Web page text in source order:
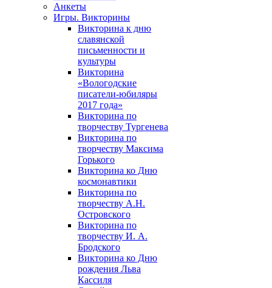
Анкеты
Игры. Викторины
Викторина к дню
славянской
письменности и
культуры
Викторина
«Вологодские
писатели-юбиляры
2017 года»
Викторина по
творчеству Тургенева
Викторина по
творчеству Максима
Горького
Викторина ко Дню
космонавтики
Викторина по
творчеству А.Н.
Островского
Викторина по
творчеству И. А.
Бродского
Викторина ко Дню
рождения Льва
Кассиля